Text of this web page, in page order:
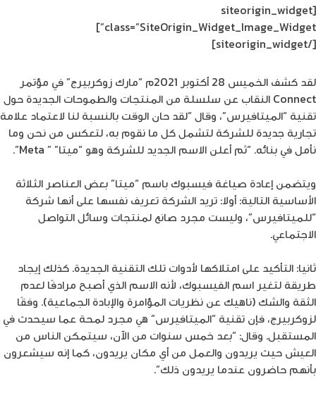
[siteorigin_widget
class=”SiteOrigin_Widget_Image_Widget”]
[/siteorigin_widget]
لقد كشف الخميس 28 أكتوبر 2021م “مارك زوكربيرج” في مؤتمر
Connect النقاب عن سلسلة من المنتجات والطموحات الجديدة حول
تقنية “الميتافيرس”، وقال “لقد حان الوقت بالنسبة لنا لاعتماد علامة
تجارية جديدة للشركة لتشمل كل ما نقوم به، لتعكس من نحن وما
نأمل في بنائه. “ثم أعلن الاسم الجديد للشركة وهو “ميتا” ” Meta”.
ويتضمن إعادة صياغة فيسبوك باسم “ميتا” بعض العناصر الثلاثة
الأساسية التالية: أولا: تريد الشركة تعريف نفسها على أنها شركة
“للميتافيرس”، وليست مجرد صانع لمنتجات وسائل التواصل
الاجتماعي.
ثانيا: التأكيد على امتلاكها لأدوات تلك التقنية الجديدة. كذلك إيجاد
طريقة لتغير اسم الفيسبوك، لأنه الاسم الذي أصبح مرادفًا لعدم
الثقة والشك (ناهيك عن نظريات المؤامرة والإبادة الجماعية). وفقًا
لزوكربيرج، فإن تقنية “الميتافيرس” هي مجرد لمحة عما سيحدث في
المستقبل. وقال: “بعد خمس سنوات من الآن، سيتمكن الناس من
العيش حيث يريدون والعمل من أي مكان يريدون، كما إنه سيشعرون
بأنهم حاضرون عندما يريدون ذلك”.